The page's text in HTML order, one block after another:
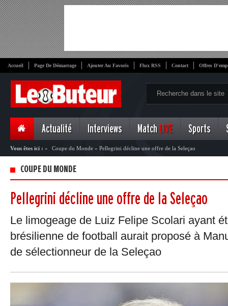
Accueil Page De Démarrage Ajouter Au Favoris Flux RSS Contact Offres
Actualité Interviews Match LIVE Sports
Vous êtes ici : » Coupe du Monde » Pellegrini décline une offre de la Seleçao
COUPE DU MONDE
Pellegrini décline une offre de la Seleçao
Le limogeage de Luiz Felipe Scolari ayant
brésilienne de football aurait proposé à
de sélectionneur de la Seleçao